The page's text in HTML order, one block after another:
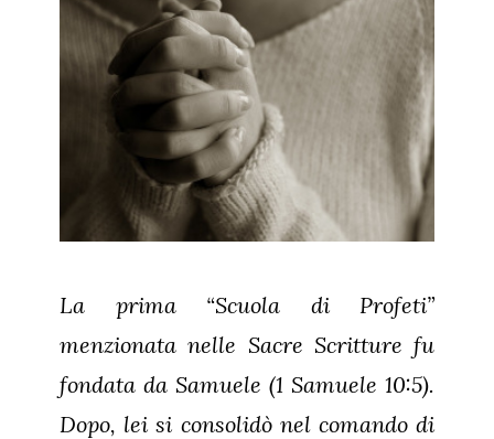
La prima “Scuola di Profeti”
menzionata nelle Sacre Scritture fu
fondata da Samuele (1 Samuele 10:5).
Dopo, lei si consolidò nel comando di